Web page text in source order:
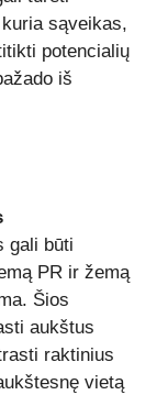
sąveikas,
potencialių
iš
gali būti
PR ir žemą
Šios
aukštus
raktinius
vietą